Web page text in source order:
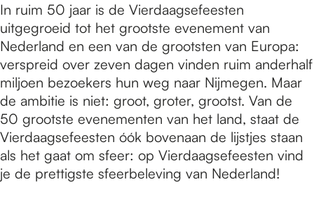
In ruim 50 jaar is de Vierdaagsefeesten
uitgegroeid tot het grootste evenement van
Nederland en een van de grootsten van Europa:
verspreid over zeven dagen vinden ruim anderhalf
miljoen bezoekers hun weg naar Nijmegen. Maar
de ambitie is niet: groot, groter, grootst. Van de
50 grootste evenementen van het land, staat de
Vierdaagsefeesten óók bovenaan de lijstjes staan
als het gaat om sfeer: op Vierdaagsefeesten vind
je de prettigste sfeerbeleving van Nederland!